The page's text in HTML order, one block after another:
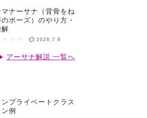
ナーサナ（背骨をね
ポーズ）のやり方・
2026.7.9
アーサナ解説 一覧へ
プライベートクラス
例